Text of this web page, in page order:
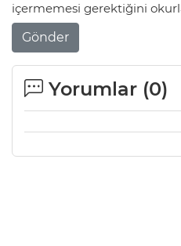
içermemesi gerektiğini
Gönder
Yorumlar (0)